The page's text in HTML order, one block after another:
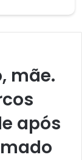
mãe.
após